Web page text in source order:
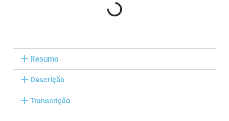
Resumo
Descrição
Transcrição